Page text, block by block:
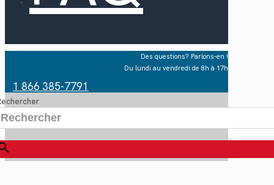
Des questions? Parlons-en !
Du lundi au vendredi de 8h à 17h
1 866 385-7791